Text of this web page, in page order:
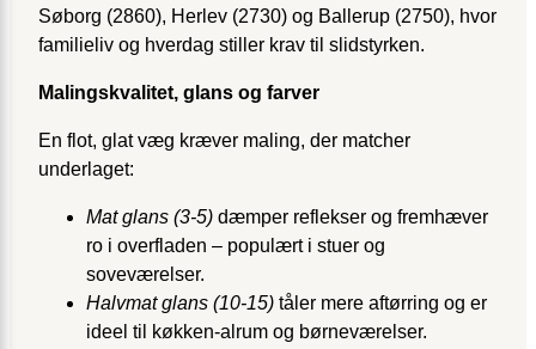
Søborg (2860), Herlev (2730) og Ballerup (2750), hvor
familieliv og hverdag stiller krav til slidstyrken.
Malingskvalitet, glans og farver
En flot, glat væg kræver maling, der matcher
underlaget:
Mat glans (3-5) dæmper reflekser og fremhæver
ro i overfladen – populært i stuer og
soveværelser.
Halvmat glans (10-15) tåler mere aftørring og er
ideel til køkken-alrum og børneværelser.